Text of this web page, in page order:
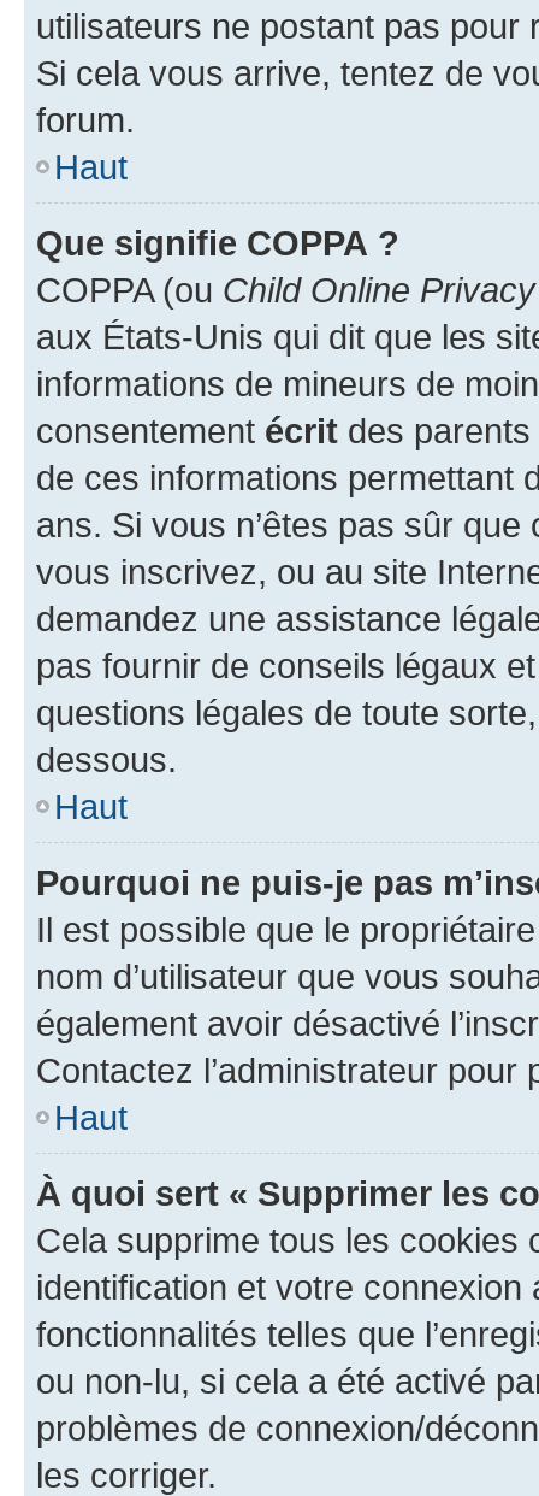
utilisateurs ne postant pas pour
Si cela vous arrive, tentez de
forum.
Haut
Que signifie COPPA ?
COPPA (ou Child Online
aux États-Unis qui dit que les
informations de mineurs de
consentement écrit des parents
de ces informations permettant
ans. Si vous n’êtes pas sûr
vous inscrivez, ou au site
demandez une assistance
pas fournir de conseils légaux
questions légales de toute
dessous.
Haut
Pourquoi ne puis-je pas
Il est possible que le
nom d’utilisateur que vous
également avoir désactivé
Contactez l’administrateur
Haut
À quoi sert « Supprimer les
Cela supprime tous les cookies
identification et votre
fonctionnalités telles que
ou non-lu, si cela a été activé
problèmes de connexion/
les corriger.